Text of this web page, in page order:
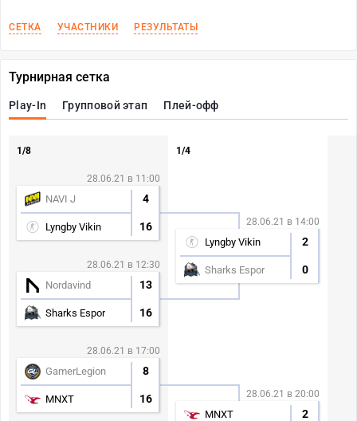
СЕТКА УЧАСТНИКИ РЕЗУЛЬТАТЫ
Турнирная сетка
Play-In Групповой этап Плей-офф
1/8
28.06.21 в 11:00
NAVI J 4
Lyngby Vikin 16
28.06.21 в 12:30
Nordavind 13
Sharks Espor 16
28.06.21 в 17:00
GamerLegion 8
MNXT 16
1/4
28.06.21 в 14:00
Lyngby Vikin 2
Sharks Espor 0
28.06.21 в 20:00
MNXT 2